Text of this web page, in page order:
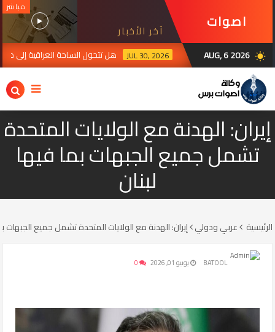
اصوات
برس
آخر الأخبار
مباشر
wb_sunny
AUG, 6 2026
JUL 30, 2026 هل تتحول الساحة العراقية إلى منصة
إيران: الهدنة مع الولايات المتحدة
تشمل جميع الجبهات بما فيها
لبنان
الرئيسية عربي ودولي إيران: الهدنة مع الولايات المتحدة تشمل جميع الجبهات
BATOOL يونيو 01, 2026